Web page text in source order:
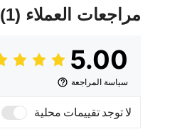
مراجعات العملاء (1)
5.00
سياسة المراجعة
لا توجد تقييمات محلية